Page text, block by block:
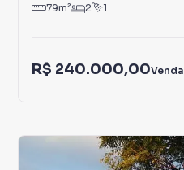
79m² 2 1
R$ 240.000,00Venda